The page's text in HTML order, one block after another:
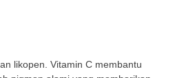
likopen. Vitamin C membantu